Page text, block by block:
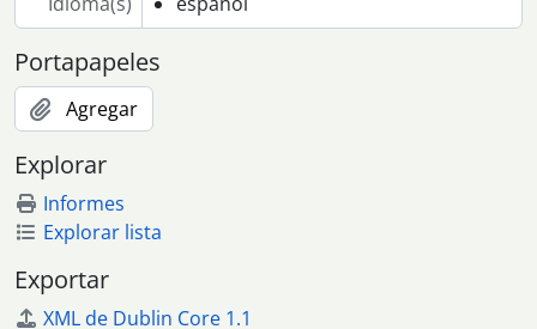
Portapapeles
Agregar
Explorar
Informes
Explorar lista
Exportar
XML de Dublin Core 1.1